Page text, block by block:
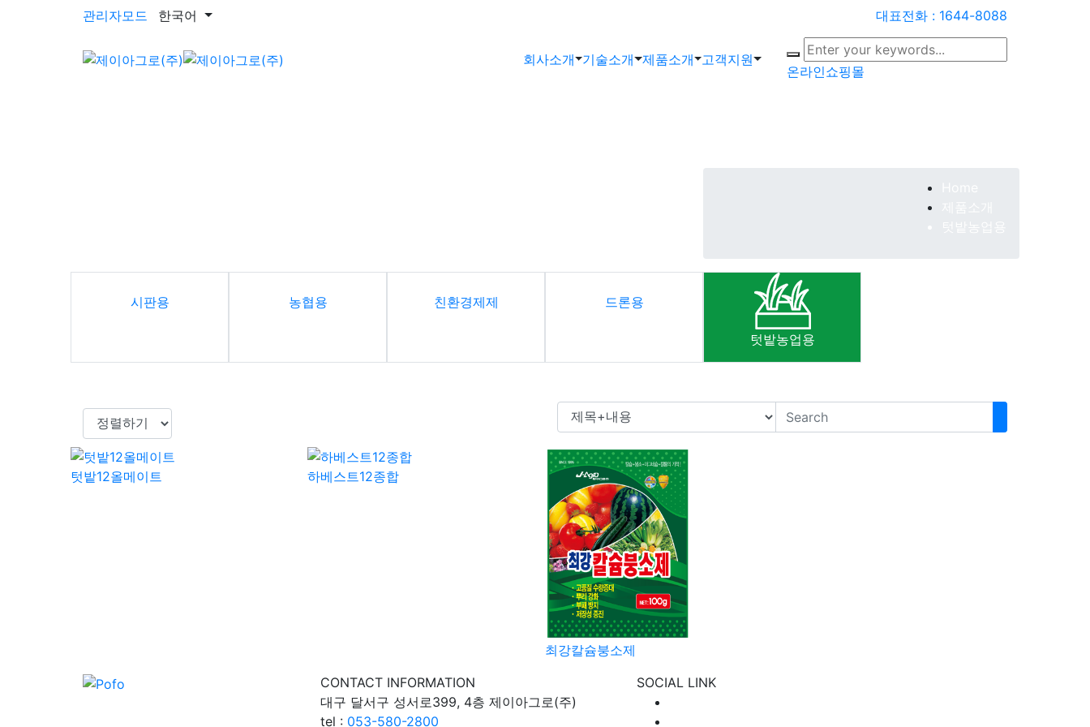
관리자모드 한국어 대표전화 : 1644-8088
회사소개 기술소개 제품소개 고객지원
온라인쇼핑몰
시판용 농협용 친환경제제 드론용
텃밭농업용
텃밭12올메이트 하베스트12종합
최강칼슘붕소제
CONTACT INFORMATION
대구 달서구 성서로399, 4층 제이아그로(주)
tel : 053-580-2800
SOCIAL LINK